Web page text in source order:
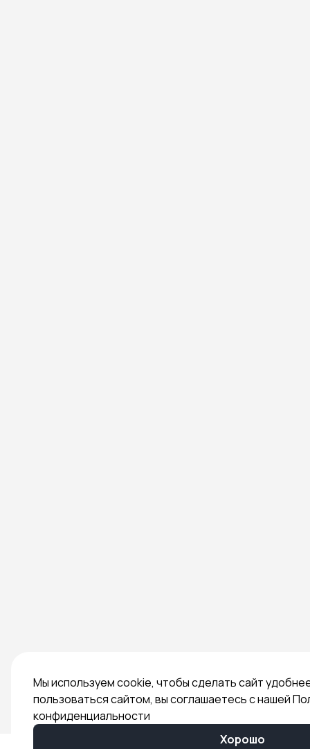
Мы используем cookie, чтобы сделать сайт
пользоваться сайтом, вы соглашаетесь с нашей
конфиденциальности
Хорошо